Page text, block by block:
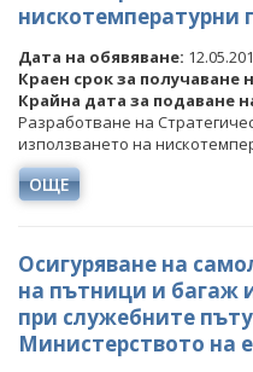
нискотемпературни
Дата на обявяване:
Краен срок за получаване
Крайна дата за подаване
Разработване на
използването на
ОЩЕ
Осигуряване на
на пътници и багаж
при служебните
Министерството на